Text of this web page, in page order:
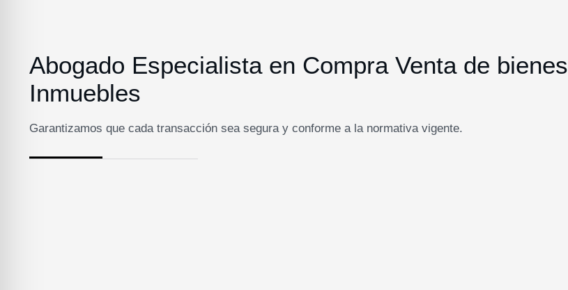
Abogado Especialista en Compra Venta de bienes
Inmuebles
Garantizamos que cada transacción sea segura y conforme a la normativa vigente.